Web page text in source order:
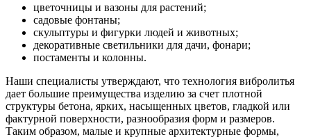
цветочницы и вазоны для растений;
садовые фонтаны;
скульптуры и фигурки людей и животных;
декоративные светильники для дачи, фонари;
постаменты и колонны.
Наши специалисты утверждают, что технология вибролитья
дает большие преимущества изделию за счет плотной
структуры бетона, ярких, насыщенных цветов, гладкой или
фактурной поверхности, разнообразия форм и размеров.
Таким образом, малые и крупные архитектурные формы,